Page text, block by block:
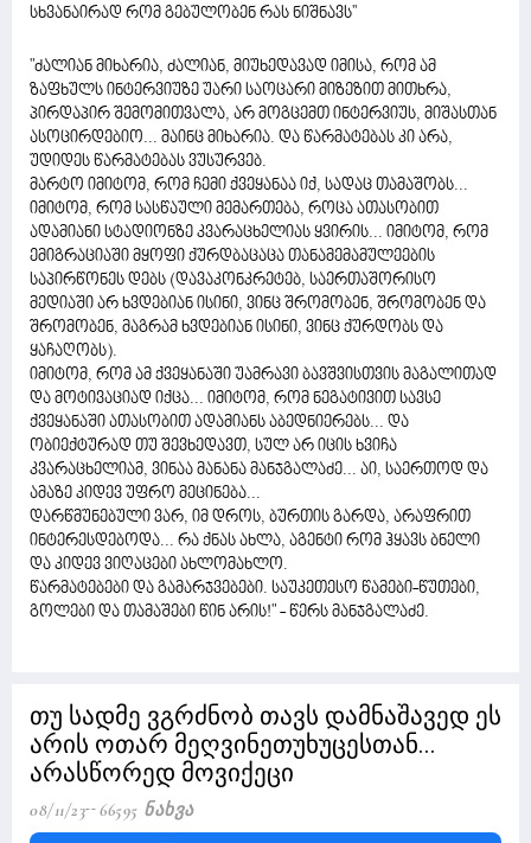
სხვანაირად რომ გებულობენ რას ნიშნავს''
"ძალიან მიხარია, ძალიან, მიუხედავად იმისა, რომ ამ
ზაფხულს ინტერვიუზე უარი საოცარი მიზეზით მითხრა,
პირდაპირ შემომითვალა, არ მოგცემთ ინტერვიუს, მიშასთან
ასოცირდებიო... მაინც მიხარია. და წარმატებას კი არა,
უდიდეს წარმატებას ვუსურვებ.
მარტო იმიტომ, რომ ჩემი ქვეყანაა იქ, სადაც თამაშობს...
იმიტომ, რომ სასწაული მემართება, როცა ათასობით
ადამიანი სტადიონზე კვარაცხელიას ყვირის... იმიტომ, რომ
ემიგრაციაში მყოფი ქურდბაცაცა თანამემამულეების
საპირწონეს დებს (დავაკონკრეტებ, საერთაშორისო
მედიაში არ ხვდებიან ისინი, ვინც შრომობენ, შრომობენ და
შრომობენ, მაგრამ ხვდებიან ისინი, ვინც ქურდობს და
ყაჩაღობს).
იმიტომ, რომ ამ ქვეყანაში უამრავი ბავშვისთვის მაგალითად
და მოტივაციად იქცა... იმიტომ, რომ ნეგატივით სავსე
ქვეყანაში ათასობით ადამიანს აბედნიერებს... და
ობიექტურად თუ შევხედავთ, სულ არ იცის ხვიჩა
კვარაცხელიამ, ვინაა მანანა მანჯგალაძე... აი, საერთოდ და
ამაზე კიდევ უფრო მეცინება...
დარწმუნებული ვარ, იმ დროს, ბურთის გარდა, არაფრით
ინტერესდებოდა... რა ქნას ახლა, აგენტი რომ ჰყავს ბნელი
და კიდევ ვიღაცები ახლომახლო.
წარმატებები და გამარჯვებები. საუკეთესო წამები-წუთები,
გოლები და თამაშები წინ არის!" - წერს მანჯგალაძე.
თუ სადმე ვგრძნობ თავს დამნაშავედ ეს
არის ოთარ მეღვინეთუხუცესთან...
არასწორედ მოვიქეცი
08/11/23 66595 Ნახვა